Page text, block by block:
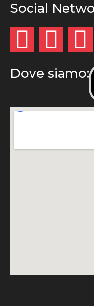
Social
Dove siamo: